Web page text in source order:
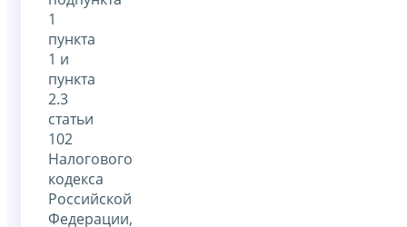
1
пункта
1 и
пункта
2.3
статьи
102
Налогового
кодекса
Российской
Федерации,